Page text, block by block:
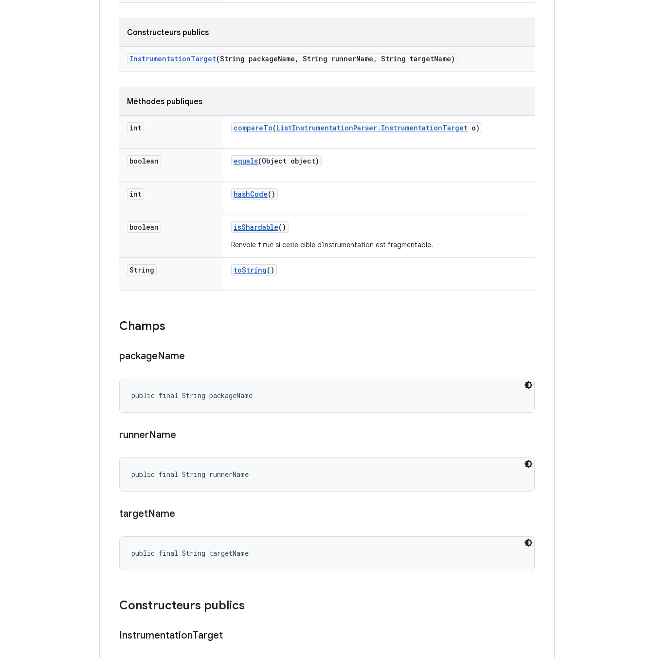
Constructeurs publics
InstrumentationTarget(String packageName , String runnerName , String targetName)
Méthodes publiques
int compareTo(ListInstrumentationParser. InstrumentationTarget o)
boolean equals(Object object)
int hashCode()
boolean isShardable()
Renvoie true si cette cible d'instrumentation est fragmentable.
String toString()
Champs
packageName
public final String packageName
runnerName
public final String runnerName
targetName
public final String targetName
Constructeurs publics
InstrumentationTarget